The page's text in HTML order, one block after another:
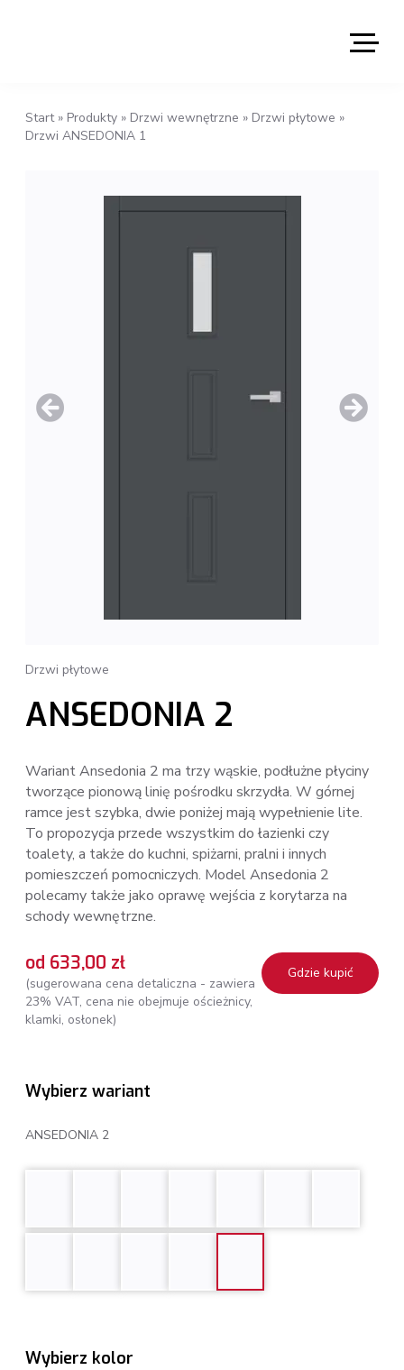
Start» Produkty » Drzwi wewnętrzne » Drzwi płytowe »
Drzwi ANSEDONIA 1
Drzwi płytowe
ANSEDONIA 2
Wariant Ansedonia 2 ma trzy wąskie, podłużne płyciny
tworzące pionową linię pośrodku skrzydła. W górnej
ramce jest szybka, dwie poniżej mają wypełnienie lite.
To propozycja przede wszystkim do łazienki czy
toalety, a także do kuchni, spiżarni, pralni i innych
pomieszczeń pomocniczych. Model Ansedonia 2
polecamy także jako oprawę wejścia z korytarza na
schody wewnętrzne.
od 633,00 zł
(sugerowana cena detaliczna - zawiera
23% VAT, cena nie obejmuje ościeżnicy,
klamki, osłonek)
Gdzie kupić
Wybierz wariant
ANSEDONIA 2
Wybierz kolor